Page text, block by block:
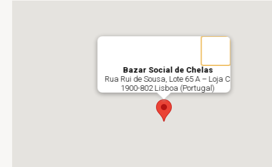
Bazar Social de Chelas
Rua Rui de Sousa, Lote 65 A – Loja C
1900-802 Lisboa (Portugal)